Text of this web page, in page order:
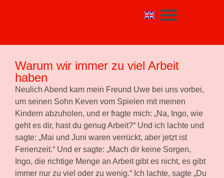
Warum wir immer zu viel Arbeit
haben
Neulich Abend kam mein Freund Uwe bei uns vorbei,
um seinen Sohn Keven vom Spielen mit meinen
Kindern abzuholen, und er fragte mich: „Na, Ingo, wie
geht es dir, hast du genug Arbeit?“ Und ich lachte und
sagte: „Mai und Juni waren verrückt, aber jetzt ist
Ferienzeit.“ Und er sagte: „Mach dir keine Sorgen,
Ingo, die richtige Menge an Arbeit gibt es nicht, es gibt
immer nur zu viel oder zu wenig.“ Ich lachte, sagte „Du